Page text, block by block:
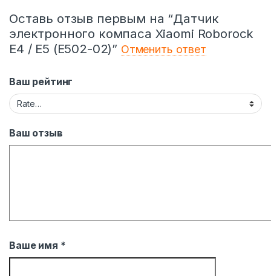
Оставь отзыв первым на “Датчик
электронного компаса Xiaomi Roborock
E4 / E5 (E502-02)” Отменить ответ
Ваш рейтинг
Ваш отзыв
Ваше имя *